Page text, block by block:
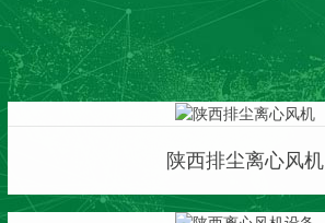
陕西排尘离心风机